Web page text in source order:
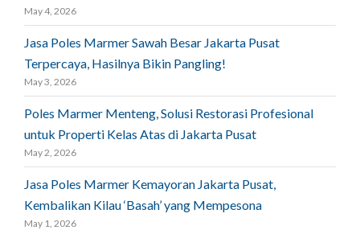
May 4, 2026
Jasa Poles Marmer Sawah Besar Jakarta Pusat
Terpercaya, Hasilnya Bikin Pangling!
May 3, 2026
Poles Marmer Menteng, Solusi Restorasi Profesional
untuk Properti Kelas Atas di Jakarta Pusat
May 2, 2026
Jasa Poles Marmer Kemayoran Jakarta Pusat,
Kembalikan Kilau ‘Basah’ yang Mempesona
May 1, 2026